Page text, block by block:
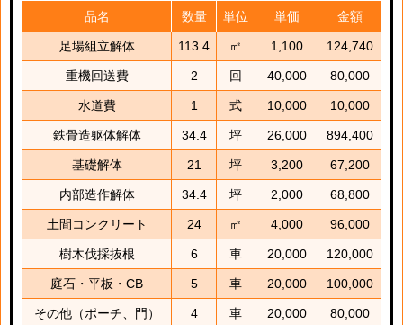
品名 数量 単位 単価 金額
足場組立解体 113.4 ㎡ 1,100 124,740
重機回送費 2 回 40,000 80,000
水道費 1 式 10,000 10,000
鉄骨造躯体解体 34.4 坪 26,000 894,400
基礎解体 21 坪 3,200 67,200
内部造作解体 34.4 坪 2,000 68,800
土間コンクリート 24 ㎡ 4,000 96,000
樹木伐採抜根 6 車 20,000 120,000
庭石・平板・CB 5 車 20,000 100,000
その他（ポーチ、門） 4 車 20,000 80,000